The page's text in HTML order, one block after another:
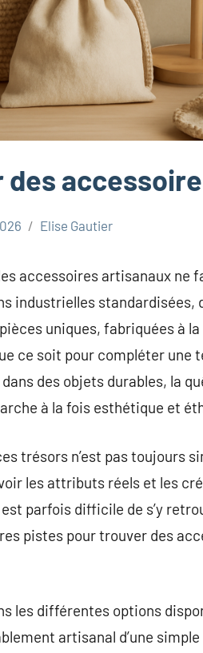
des
Elise Gautier
accessoires artisanaux ne
industrielles standardisées,
uniques, fabriquées à
ce soit pour compléter une
des objets durables, la
à la fois esthétique et
trésors n’est pas toujours
les attributs réels et les
parfois difficile de s’y
pistes pour trouver des
les différentes options
artisanal d’une